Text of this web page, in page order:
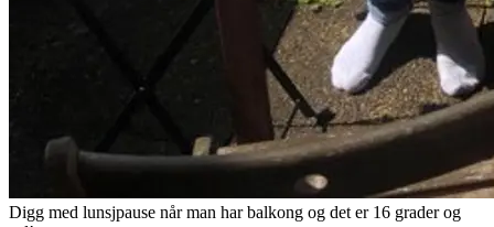
Digg med lunsjpause når man har balkong og det er 16 grader og